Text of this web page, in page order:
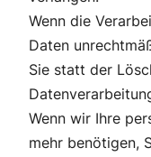
Wenn die
Daten
Sie statt der
Wenn wir Ihre
mehr benötigen,